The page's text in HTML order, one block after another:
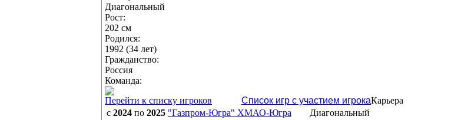
Диагональный
Рост:
202 см
Родился:
1992 (34 лет)
Гражданство:
Россия
Команда:
Перейти к списку игроков
Список игр с участием игрокаКарьера
с 2024 по 2025 "Газпром-Югра" ХМАО-Югра
Диагональный